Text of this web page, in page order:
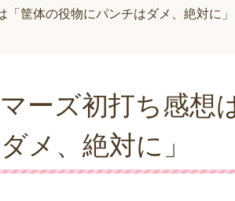
筐体の役物にパンチはダメ、絶対に」
ーズ初打ち感想
メ、絶対に」